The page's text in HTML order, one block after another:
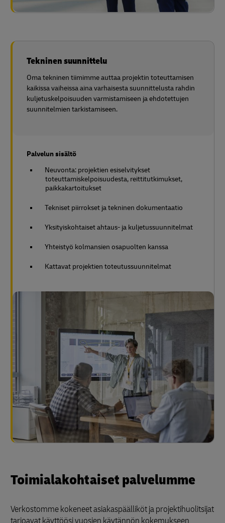
Tekninen suunnittelu
Oma tekninen tiimimme auttaa projektin toteuttamisen
kaikissa vaiheissa aina varhaisesta suunnittelusta rahdin
kuljetuskelpoisuuden varmistamiseen ja ehdotettujen
suunnitelmien tarkistamiseen.
Palvelun sisältö
Neuvonta: projektien esiselvitykset
toteuttamiskelpoisuudesta, reittitutkimukset,
paikkakartoitukset
Tekniset piirrokset ja tekninen dokumentaatio
Yksityiskohtaiset ahtaus- ja kuljetussuunnitelmat
Yhteistyö kolmansien osapuolten kanssa
Kattavat projektien toteutussuunnitelmat
Toimialakohtaiset palvelumme
Verkostomme kokeneet asiakaspäälliköt ja projektihuolitsijat